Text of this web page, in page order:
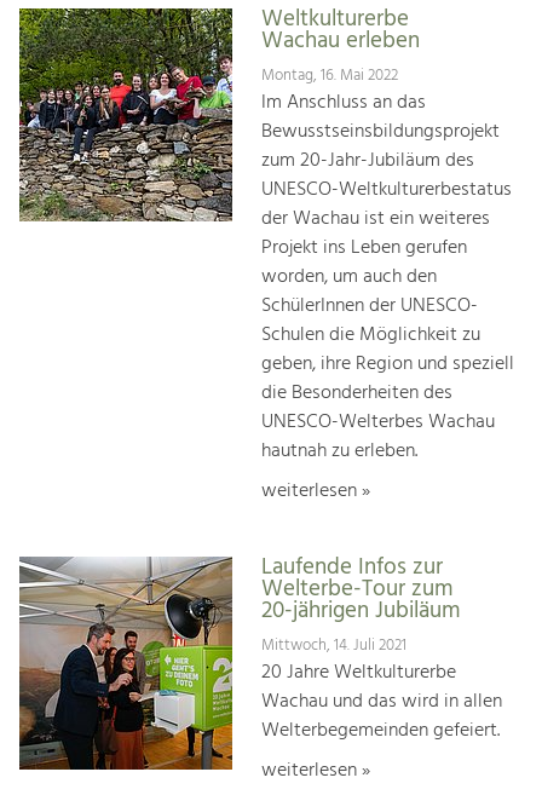
Weltkulturerbe
Wachau erleben
Montag, 16. Mai 2022
Im Anschluss an das
Bewusstseinsbildungsprojekt
zum 20-Jahr-Jubiläum des
UNESCO-Weltkulturerbestatus
der Wachau ist ein weiteres
Projekt ins Leben gerufen
worden, um auch den
SchülerInnen der UNESCO-
Schulen die Möglichkeit zu
geben, ihre Region und speziell
die Besonderheiten des
UNESCO-Welterbes Wachau
hautnah zu erleben.
weiterlesen »
Laufende Infos zur
Welterbe-Tour zum
20-jährigen Jubiläum
Mittwoch, 14. Juli 2021
20 Jahre Weltkulturerbe
Wachau und das wird in allen
Welterbegemeinden gefeiert.
weiterlesen »